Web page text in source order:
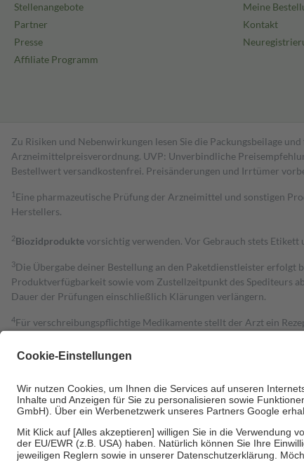
Stellenangebote
Partner
Presse
Affiliate Programm
Meine
Kontakt
Zu Risiken und Nebenwirkungen lesen Sie die Packungsbeilage
Arzneimittelpreisverordnung. UVP: Unverbindliche
Bestell­wert versand­kosten­frei. Preisänderungen und Irrtümer
1 Eine pharmazeutische Prüfung der Arzneimittel und sonstigen
Herstellers.
2Biozidproduktevorsichtig verwenden. Vor Gebrauch stets
3Die Übergabe deiner Bestellung an den Paketdienstleister erfolgt
Produktverfügbarkeit sowie vom Zustellzeitpunkt des Spediteurs
Dauer der Prüfungen einschließlich Klärungen verlängern.
4Für verschreibungspflichtige Medikamente stellt der Arzt ein
Grundsätzlich leisten Mitglieder Zuzahlungen in Höhe von zehn
Bei Heilmitteln und häuslicher Krankenpflege beträgt die
Um das Engagement der Versicherten für ihre eigene
• Untersuchungen zur Vorsorge und Früherkennung, die von der
• empfohlenen Schutzimpfungen